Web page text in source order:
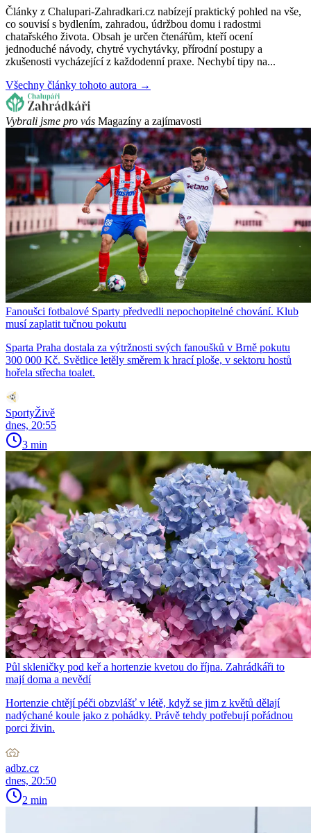
Články z Chalupari-Zahradkari.cz nabízejí praktický pohled na vše,
co souvisí s bydlením, zahradou, údržbou domu i radostmi
chatařského života. Obsah je určen čtenářům, kteří ocení
jednoduché návody, chytré vychytávky, přírodní postupy a
zkušenosti vycházející z každodenní praxe. Nechybí tipy na...
Všechny články tohoto autora →
Vybrali jsme pro vás Magazíny a zajímavosti
Fanoušci fotbalové Sparty předvedli nepochopitelné chování. Klub
musí zaplatit tučnou pokutu
Sparta Praha dostala za výtržnosti svých fanoušků v Brně pokutu
300 000 Kč. Světlice letěly směrem k hrací ploše, v sektoru hostů
hořela střecha toalet.
SportyŽivě
dnes, 20:55
3 min
Půl skleničky pod keř a hortenzie kvetou do října. Zahrádkáři to
mají doma a nevědí
Hortenzie chtějí péči obzvlášť v létě, když se jim z květů dělají
nadýchané koule jako z pohádky. Právě tehdy potřebují pořádnou
porci živin.
adbz.cz
dnes, 20:50
2 min